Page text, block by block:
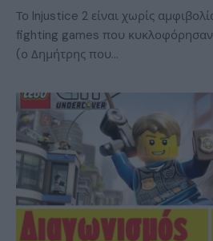
Το Injustice 2 είναι χωρίς
fighting games που κυκλοφόρησαν
(ο Δημήτρης που…